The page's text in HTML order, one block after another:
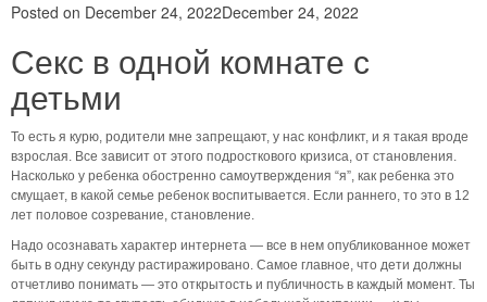
Posted on December 24, 2022December 24, 2022
Секс в одной комнате с
детьми
То есть я курю, родители мне запрещают, у нас конфликт, и я такая вроде
взрослая. Все зависит от этого подросткового кризиса, от становления.
Насколько у ребенка обостренно самоутверждения “я”, как ребенка это
смущает, в какой семье ребенок воспитывается. Если раннего, то это в 12
лет половое созревание, становление.
Надо осознавать характер интернета — все в нем опубликованное может
быть в одну секунду растиражировано. Самое главное, что дети должны
отчетливо понимать — это открытость и публичность в каждый момент. Ты